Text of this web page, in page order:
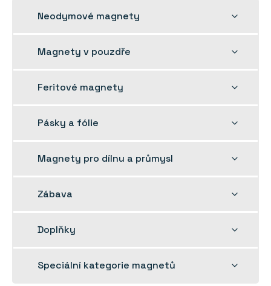
Neodymové magnety
Rozbalit
Magnety v pouzdře
Rozbalit
Feritové magnety
Rozbalit
Pásky a fólie
Rozbalit
Magnety pro dílnu a průmysl
Rozbalit
Zábava
Rozbalit
Doplňky
Rozbalit
Speciální kategorie magnetů
Rozbalit